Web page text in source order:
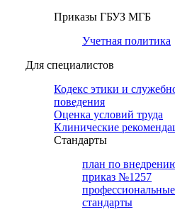
Приказы ГБУЗ МГБ
Учетная политика
Для специалистов
Кодекс этики и
поведения
Оценка условий труда
Клинические
Cтандарты
план по
приказ №1257
профессиональные
стандарты